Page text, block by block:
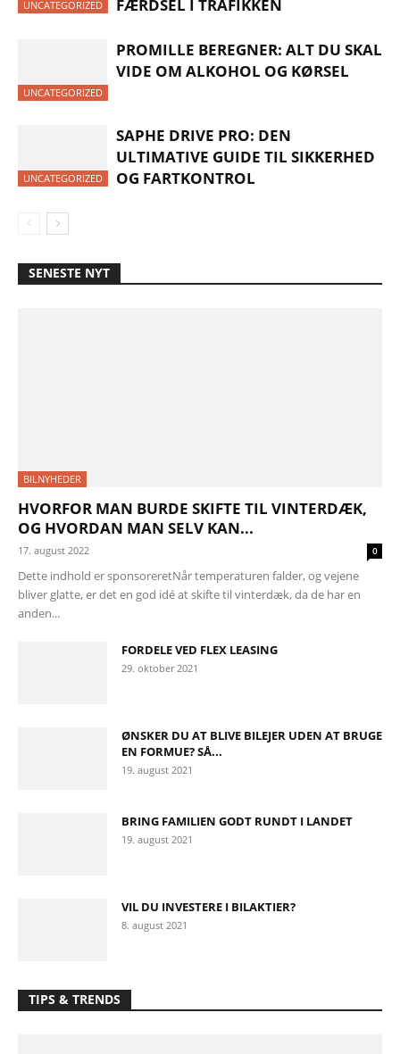
UNCATEGORIZED FÆRDSEL I TRAFIKKEN
UNCATEGORIZED
PROMILLE BEREGNER: ALT DU SKAL
VIDE OM ALKOHOL OG KØRSEL
UNCATEGORIZED
SAPHE DRIVE PRO: DEN
ULTIMATIVE GUIDE TIL SIKKERHED
OG FARTKONTROL
SENESTE NYT
BILNYHEDER
HVORFOR MAN BURDE SKIFTE TIL VINTERDÆK,
OG HVORDAN MAN SELV KAN...
17. august 2022 0
Dette indhold er sponsoreretNår temperaturen falder, og vejene
bliver glatte, er det en god idé at skifte til vinterdæk, da de har en
anden...
FORDELE VED FLEX LEASING
29. oktober 2021
ØNSKER DU AT BLIVE BILEJER UDEN AT BRUGE
EN FORMUE? SÅ...
19. august 2021
BRING FAMILIEN GODT RUNDT I LANDET
19. august 2021
VIL DU INVESTERE I BILAKTIER?
8. august 2021
TIPS & TRENDS